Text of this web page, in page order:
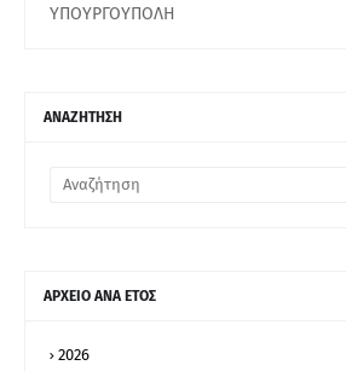
ΥΠΟΥΡΓΟΥΠΟΛΗ
ΑΝΑΖΗΤΗΣΗ
ΑΡΧΕΙΟ ΑΝΑ ΕΤΟΣ
2026